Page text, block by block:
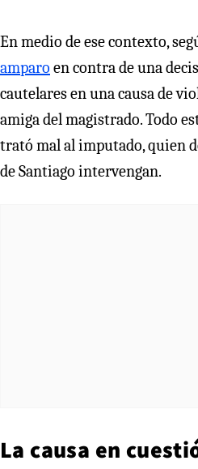
En medio de ese contexto,
amparo en contra de una
cautelares en una causa de
amiga del magistrado. Todo
trató mal al imputado, quien
de Santiago intervengan.
La causa en